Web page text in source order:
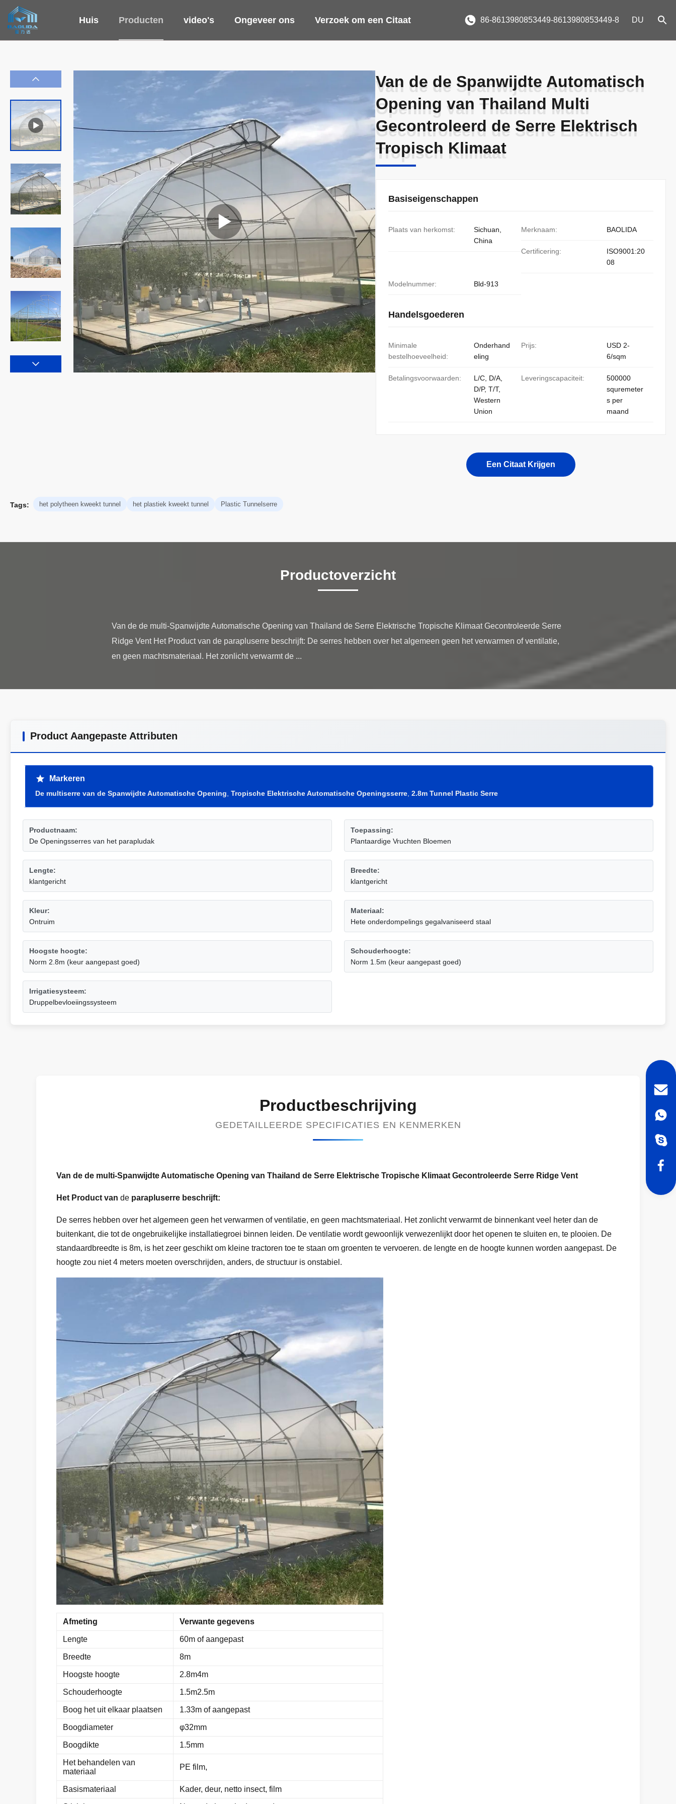
Huis Producten video's Ongeveer ons Verzoek om een Citaat 86-8613980853449-8613980853449-8 DU
Van de de Spanwijdte Automatisch
Opening van Thailand Multi
Gecontroleerd de Serre Elektrisch
Tropisch Klimaat
Van de de Spanwijdte Automatisch
Opening van Thailand Multi
Gecontroleerd de Serre Elektrisch
Tropisch Klimaat
Basiseigenschappen
Plaats van herkomst:
Sichuan,
China
Merknaam: BAOLIDA
Certificering:
ISO9001:20
08
Modelnummer: Bld-913
Handelsgoederen
Minimale
bestelhoeveelheid:
Onderhand
eling
Prijs:
USD 2-
6/sqm
Betalingsvoorwaarden:
L/C, D/A,
D/P, T/T,
Western
Union
Leveringscapaciteit:
500000
squremeter
s per
maand
Een Citaat Krijgen
Tags: het polytheen kweekt tunnel het plastiek kweekt tunnel Plastic Tunnelserre
Productoverzicht
Van de de multi-Spanwijdte Automatische Opening van Thailand de Serre Elektrische Tropische Klimaat Gecontroleerde Serre
Ridge Vent Het Product van de parapluserre beschrijft: De serres hebben over het algemeen geen het verwarmen of ventilatie,
Product Aangepaste Attributen
Markeren
De multiserre van de Spanwijdte Automatische Opening Tropische Elektrische Automatische Openingsserre 2.8m Tunnel Plastic Serre
Productnaam:
De Openingsserres van het parapludak
Toepassing:
Plantaardige Vruchten Bloemen
Lengte:
klantgericht
Breedte:
klantgericht
Kleur:
Ontruim
Materiaal:
Hete onderdompelings gegalvaniseerd staal
Hoogste hoogte:
Norm 2.8m (keur aangepast goed)
Schouderhoogte:
Norm 1.5m (keur aangepast goed)
Irrigatiesysteem:
Druppelbevloeiingssysteem
Productbeschrijving
GEDETAILLEERDE SPECIFICATIES EN KENMERKEN
Van de de multi-Spanwijdte Automatische Opening van Thailand de Serre Elektrische Tropische Klimaat Gecontroleerde Serre Ridge Vent
Het Product van de parapluserre beschrijft:
De serres hebben over het algemeen geen het verwarmen of ventilatie, en geen machtsmateriaal. Het zonlicht verwarmt de binnenkant veel heter dan de
buitenkant, die tot de ongebruikelijke installatiegroei binnen leiden. De ventilatie wordt gewoonlijk verwezenlijkt door het openen te sluiten en, te plooien. De
standaardbreedte is 8m, is het zeer geschikt om kleine tractoren toe te staan om groenten te vervoeren. de lengte en de hoogte kunnen worden aangepast. De
hoogte zou niet 4 meters moeten overschrijden, anders, de structuur is onstabiel.
Afmeting Verwante gegevens
Lengte 60m of aangepast
Breedte 8m
Hoogste hoogte 2.8m4m
Schouderhoogte 1.5m2.5m
Boog het uit elkaar plaatsen 1.33m of aangepast
Boogdiameter φ32mm
Boogdikte 1.5mm
Het behandelen van
materiaal
PE film,
Basismateriaal Kader, deur, netto insect, film